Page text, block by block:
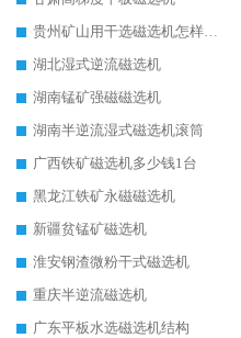
贵州矿山用干选磁选机怎样调磁
湖北湿式逆流磁选机
湖南锰矿强磁磁选机
湖南半逆流湿式磁选机滚筒
广西铁矿磁选机多少钱1台
黑龙江铁矿永磁磁选机
新疆贫锰矿磁选机
淮安钢渣微粉干式磁选机
重庆半逆流磁选机
广东平板水选磁选机结构